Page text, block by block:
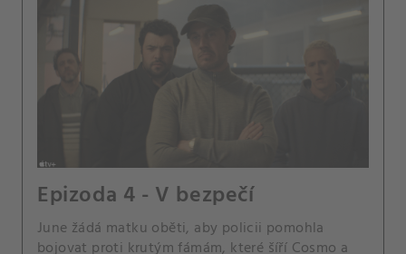
Epizoda 4 - V bezpečí
June žádá matku oběti, aby policii pomohla
bojovat proti krutým fámám, které šíří Cosmo a